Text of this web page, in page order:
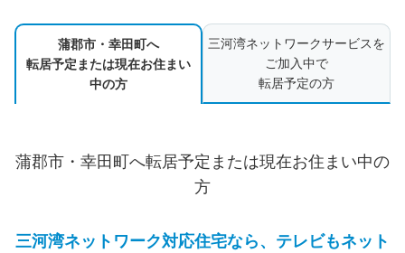
蒲郡市・幸田町へ
転居予定または現在お住まい
中の方
三河湾ネットワークサービスを
ご加入中で
転居予定の方
蒲郡市・幸田町へ転居予定または現在お住まい中の
方
三河湾ネットワーク対応住宅なら、テレビもネット